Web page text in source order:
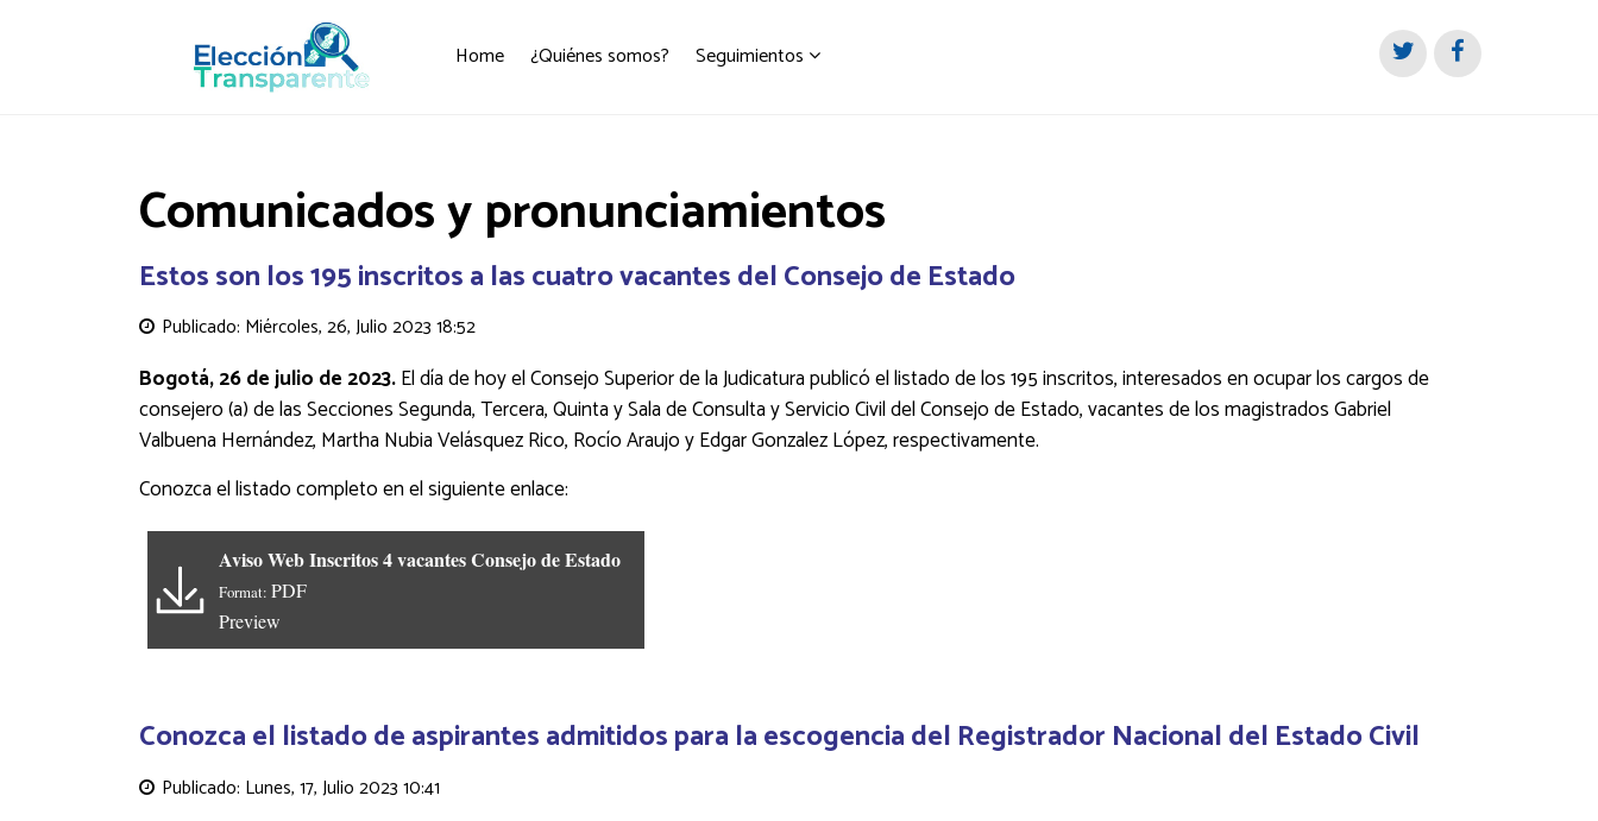
Home ¿Quiénes somos? Seguimientos
Comunicados y pronunciamientos
Estos son los 195 inscritos a las cuatro vacantes del Consejo de Estado
Publicado: Miércoles, 26, Julio 2023 18:52
Bogotá, 26 de julio de 2023.El día de hoy el Consejo Superior de la Judicatura publicó el listado de los 195 inscritos, interesados en ocupar los cargos de
consejero (a) de las Secciones Segunda, Tercera, Quinta y Sala de Consulta y Servicio Civil del Consejo de Estado, vacantes de los magistrados Gabriel
Valbuena Hernández, Martha Nubia Velásquez Rico, Rocío Araujo y Edgar Gonzalez López, respectivamente.
Conozca el listado completo en el siguiente enlace:
Aviso Web Inscritos 4 vacantes Consejo de Estado
Format: PDF
Preview
Conozca el listado de aspirantes admitidos para la escogencia del Registrador Nacional del Estado Civil
Publicado: Lunes, 17, Julio 2023 10:41